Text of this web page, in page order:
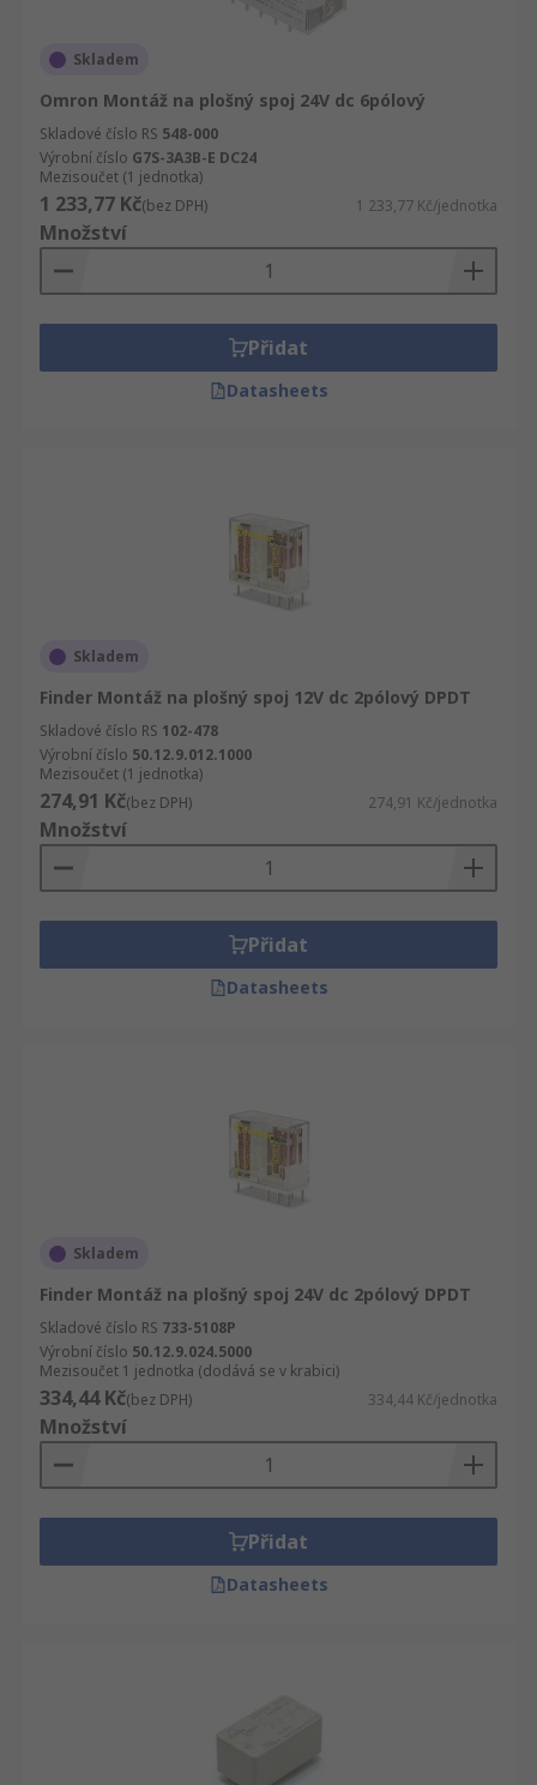
Skladem
Omron Montáž na plošný spoj 24V dc 6pólový
Skladové číslo RS 548-000
Výrobní číslo G7S-3A3B-E DC24
Mezisoučet (1 jednotka)
1 233,77 Kč(bez DPH) 1 233,77 Kč/jednotka
Množství
Přidat
Datasheets
Skladem
Finder Montáž na plošný spoj 12V dc 2pólový DPDT
Skladové číslo RS 102-478
Výrobní číslo 50.12.9.012.1000
Mezisoučet (1 jednotka)
274,91 Kč(bez DPH) 274,91 Kč/jednotka
Množství
Přidat
Datasheets
Skladem
Finder Montáž na plošný spoj 24V dc 2pólový DPDT
Skladové číslo RS 733-5108P
Výrobní číslo 50.12.9.024.5000
Mezisoučet 1 jednotka (dodává se v krabici)
334,44 Kč(bez DPH) 334,44 Kč/jednotka
Množství
Přidat
Datasheets